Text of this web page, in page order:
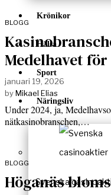
Krönikor
Hälsa
Sport
Näringsliv
Svenska
BLOGG
Medelhavet
januari 19, 2026
byMikael Elias
Under 2024, ja,
nätkasinobranschen,…
BLOGG
Höganäs